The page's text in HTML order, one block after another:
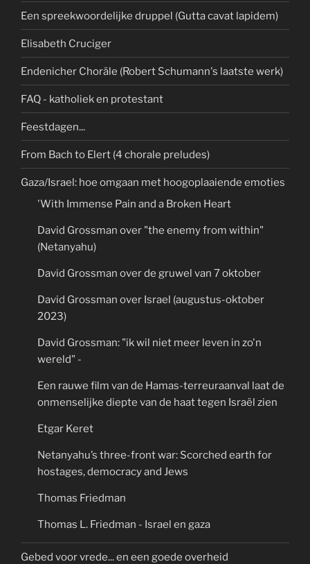
Een spreekwoordelijke druppel (Gutta cavat lapidem)
Elisabeth Cruciger
Endenicher Choräle (Robert Schumann's laatste werk)
FAQ - katholiek en protestant
Feestdagen...
From Bach to Elert (4 chorale preludes)
Gaza/Israel: hoe omgaan met hoogoplaaiende emoties
'With Immense Pain and a Broken Heart
David Grossman over "the enemy from within"
(Netanyahu)
David Grossman over de gruwel van 7 oktober
David Grossman over Israel (augustus-oktober
2023)
David Grossman: "ik wil niet meer leven in zo'n
wereld" -
Een rauwe film van de Hamas-terreuraanval laat de
onmenselijke diepte van de haat tegen Israël zien
Etgar Keret
Netanyahu’s three-front war: Scorched earth for
hostages, democracy and Jews
Thomas Friedman
Thomas L. Friedman - Israel en gaza
Gebed voor vrede... en een goede overheid